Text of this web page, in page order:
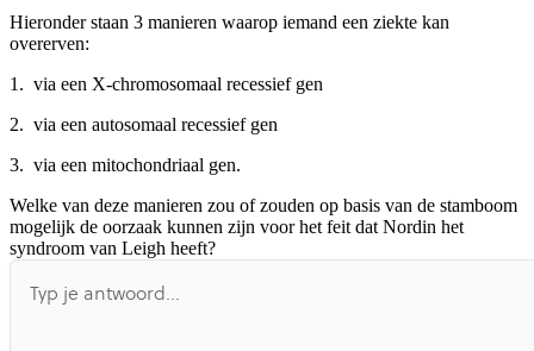
Hieronder staan 3 manieren waarop iemand een ziekte kan
overerven:
1. via een X-chromosomaal recessief gen
2. via een autosomaal recessief gen
3. via een mitochondriaal gen.
Welke van deze manieren zou of zouden op basis van de stamboom
mogelijk de oorzaak kunnen zijn voor het feit dat Nordin het
syndroom van Leigh heeft?